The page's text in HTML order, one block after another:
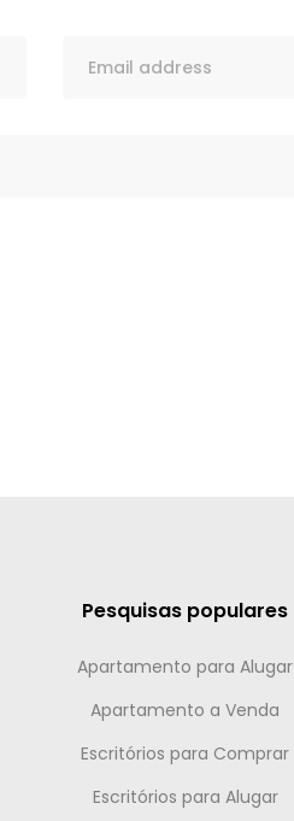
Pesquisas populares
Apartamento para Alugar
Apartamento a Venda
Escritórios para Comprar
Escritórios para Alugar